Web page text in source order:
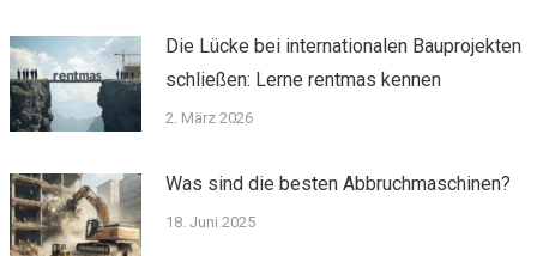
Die Lücke bei internationalen Bauprojekten
schließen: Lerne rentmas kennen
2. März 2026
Was sind die besten Abbruchmaschinen?
18. Juni 2025